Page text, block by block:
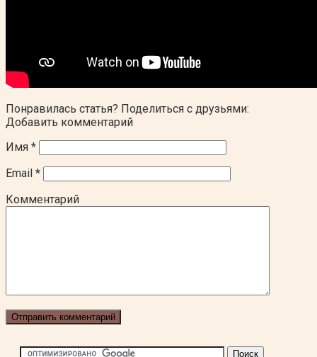
Понравилась статья? Поделиться с друзьями:
Добавить комментарий
Имя *
Email *
Комментарий